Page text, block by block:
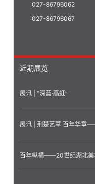
027-86796062
027-86796067
近期展览
展讯 | “深蓝·高虹”